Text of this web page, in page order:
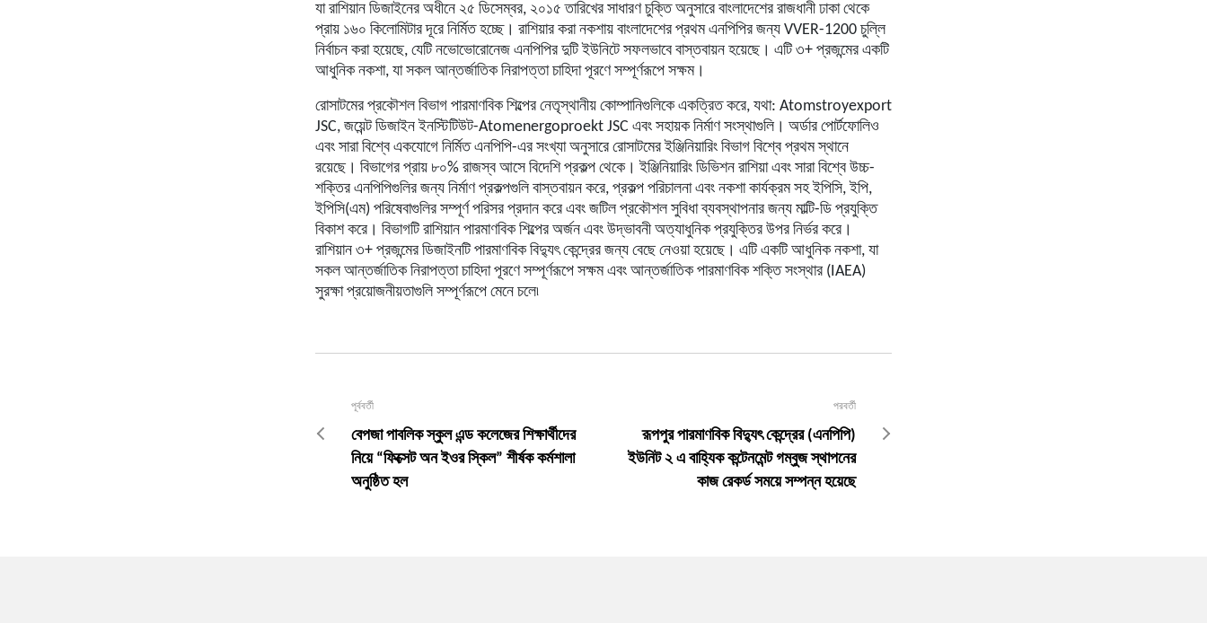
যা রাশিয়ান ডিজাইনের অধীনে ২৫ ডিসেম্বর, ২০১৫ তারিখের সাধারণ চুক্তি অনুসারে বাংলাদেশের রাজধানী ঢাকা থেকে
প্রায় ১৬০ কিলোমিটার দূরে নির্মিত হচ্ছে। রাশিয়ার করা নকশায় বাংলাদেশের প্রথম এনপিপির জন্য VVER-1200 চুল্লি
নির্বাচন করা হয়েছে, যেটিনভোভোরোনেজ এনপিপির দুটি ইউনিটে সফলভাবে বাস্তবায়ন হয়েছে। এটি ৩+ প্রজন্মের একটি
আধুনিক নকশা, যা সকল আন্তর্জাতিক নিরাপত্তা চাহিদা পূরণে সম্পূর্ণরূপে সক্ষম।
রোসাটমের প্রকৌশল বিভাগ পারমাণবিক শিল্পের নেতৃস্থানীয় কোম্পানিগুলিকে একত্রিত করে, যথা: Atomstroyexport
JSC, জয়েন্ট ডিজাইন ইনস্টিটিউট-Atomenergoproekt JSC এবং সহায়ক নির্মাণ সংস্থাগুলি। অর্ডার পোর্টফোলিও
এবং সারা বিশ্বে একযোগে নির্মিত এনপিপি-এর সংখ্যা অনুসারে রোসাটমের ইঞ্জিনিয়ারিং বিভাগ বিশ্বে প্রথম স্থানে
রয়েছে। বিভাগের প্রায় ৮০% রাজস্ব আসে বিদেশি প্রকল্প থেকে। ইঞ্জিনিয়ারিং ডিভিশন রাশিয়া এবং সারা বিশ্বে উচ্চ-
শক্তিরএনপিপিগুলিরজন্য নির্মাণ প্রকল্পগুলি বাস্তবায়ন করে, প্রকল্প পরিচালনা এবং নকশা কার্যক্রম সহ ইপিসি, ইপি,
ইপিসি(এম) পরিষেবাগুলির সম্পূর্ণ পরিসর প্রদান করে এবং জটিল প্রকৌশল সুবিধা ব্যবস্থাপনার জন্য মাল্টি-ডি প্রযুক্তি
বিকাশ করে। বিভাগটি রাশিয়ান পারমাণবিক শিল্পের অর্জন এবং উদ্ভাবনী অত্যাধুনিক প্রযুক্তির উপর নির্ভর করে।
রাশিয়ান ৩+ প্রজন্মের ডিজাইনটি পারমাণবিক বিদ্যুৎ কেন্দ্রের জন্য বেছে নেওয়া হয়েছে। এটি একটি আধুনিক নকশা, যা
সকল আন্তর্জাতিক নিরাপত্তা চাহিদা পূরণে সম্পূর্ণরূপে সক্ষম এবং আন্তর্জাতিক পারমাণবিক শক্তি সংস্থার (IAEA)
সুরক্ষা প্রয়োজনীয়তাগুলি সম্পূর্ণরূপে মেনে চলে৷
পূর্ববর্তী
বেপজা পাবলিক স্কুল এন্ড কলেজের শিক্ষার্থীদের
নিয়ে “ফিক্সেট অন ইওর স্কিল” শীর্ষক কর্মশালা
অনুষ্ঠিত হল
পরবর্তী
রূপপুর পারমাণবিক বিদ্যুৎ কেন্দ্রের (এনপিপি)
ইউনিট ২ এ বাহ্যিক কন্টেনমেন্ট গম্বুজ স্থাপনের
কাজ রেকর্ড সময়ে সম্পন্ন হয়েছে